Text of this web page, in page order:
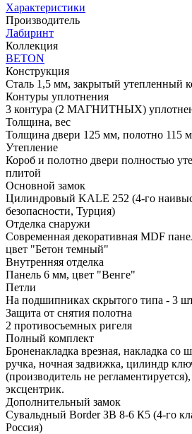
Характеристики
Производитель
Лабиринт
Коллекция
BETON
Конструкция
Сталь 1,5 мм, закрытый утепленный
Контуры уплотнения
3 контура (2 МАГНИТНЫХ)
Толщина, вес
Толщина двери 125 мм, полотно 115
Утепление
Короб и полотно двери полностью
плитой
Основной замок
Цилиндровый KALE 252 (4-го
безопасности, Турция)
Отделка снаружи
Современная декоративная MDF
цвет "Бетон темный"
Внутренняя отделка
Панель 6 мм, цвет "Венге"
Петли
На подшипниках скрытого типа - 3
Защита от снятия полотна
2 противосъемных ригеля
Полный комплект
Броненакладка врезная, накладка со
ручка, ночная задвижка, цилиндр
(производитель не
эксцентрик.
Дополнительный замок
Сувальдный Border ЗВ 8-6 К5 (4-го
Россия)